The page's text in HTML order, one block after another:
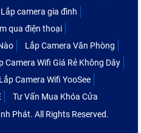
Lắp camera gia đình
qua điện thoại
Lắp Camera Văn Phòng
Camera Wifi Giá Rẻ Không Dây
Lắp Camera Wifi YooSee
Tư Vấn Mua Khóa Cửa
Phát. All Rights Reserved.